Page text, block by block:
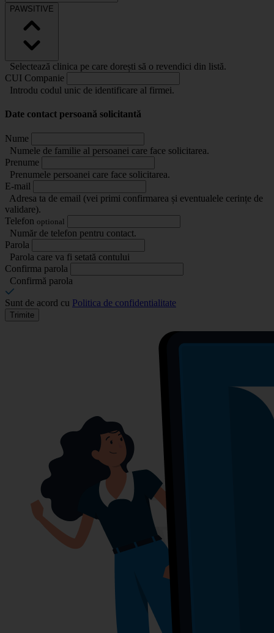
PAWSITIVE
Selectează clinica pe care dorești să o revendici din listă.
CUI Companie
Introdu codul unic de identificare al firmei.
Date contact persoană solicitantă
Nume
Numele de familie al persoanei care face solicitarea.
Prenume
Prenumele persoanei care face solicitarea.
E-mail
Adresa ta de email (vei primi confirmarea și eventualele cerințe de
validare).
Telefon optional
Număr de telefon pentru contact.
Parola
Parola care va fi setată contului
Confirma parola
Confirmă parola
Sunt de acord cu Politica de confidentialitate
Trimite